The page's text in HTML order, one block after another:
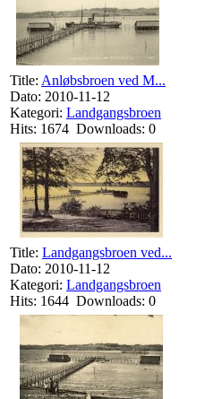
Title: Anløbsbroen ved M...
Dato: 2010-11-12
Kategori: Landgangsbroen
Hits: 1674 Downloads: 0
Title: Landgangsbroen ved...
Dato: 2010-11-12
Kategori: Landgangsbroen
Hits: 1644 Downloads: 0